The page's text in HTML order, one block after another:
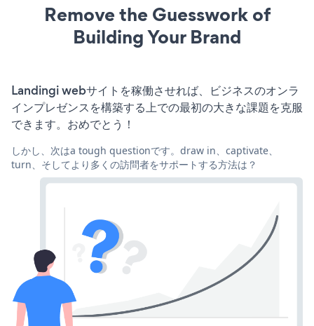
Remove the Guesswork of
Building Your Brand
Landingi webサイトを稼働させれば、ビジネスのオンラ
インプレゼンスを構築する上での最初の大きな課題を克服
できます。おめでとう！
しかし、次はa tough questionです。draw in、captivate、
turn、そしてより多くの訪問者をサポートする方法は？